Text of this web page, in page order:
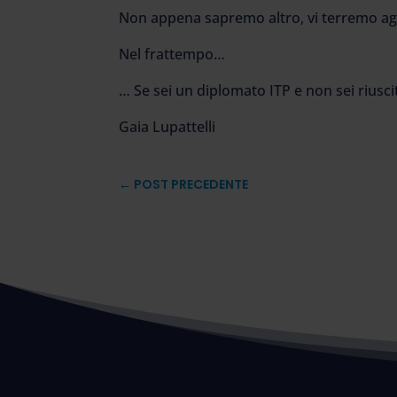
Non appena sapremo altro, vi terremo
Nel frattempo…
… Se sei un diplomato ITP e non sei
Gaia Lupattelli
← POST PRECEDENTE